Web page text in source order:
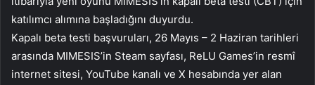
katılımcı alımına başladığını duyurdu.
Kapalı beta testi başvuruları, 26 Mayıs – 2 Haziran tarihleri
arasında MIMESIS’in Steam sayfası, ReLU Games’in resmî
internet sitesi, YouTube kanalı ve X hesabında yer alan